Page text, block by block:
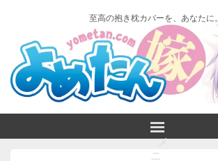
至高の抱き枕カバーを、あなたに。
メ
ニ